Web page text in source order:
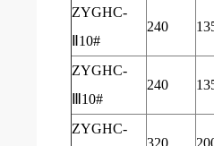
ZYGHC-
Ⅱ10#
240
ZYGHC-
Ⅲ10#
240
ZYGHC-
320